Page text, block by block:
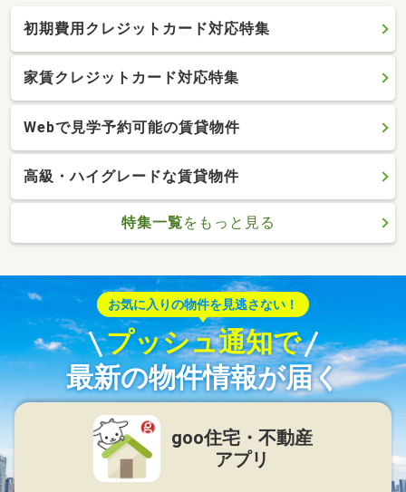
初期費用クレジットカード対応特集
家賃クレジットカード対応特集
Webで見学予約可能の賃貸物件
高級・ハイグレードな賃貸物件
特集一覧をもっと見る
お気に入りの物件を見逃さない！
プッシュ通知で
最新の物件情報が届く
goo住宅・不動産
アプリ